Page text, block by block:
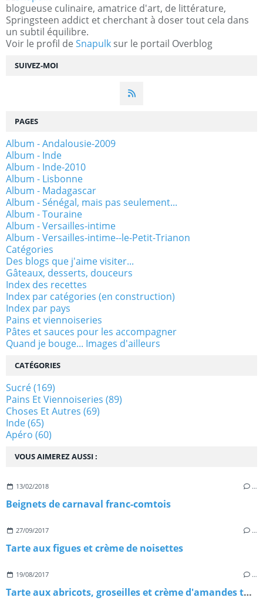
SUIVEZ-MOI
blogueuse culinaire, amatrice d'art, de littérature,
Springsteen addict et cherchant à doser tout cela dans
un subtil équilibre.
Voir le profil de Snapulk sur le portail Overblog
VOUS AIMEREZ AUSSI :
13/02/2018 …
Beignets de carnaval franc-comtois
27/09/2017 …
Tarte aux figues et crème de noisettes
19/08/2017 …
Tarte aux abricots, groseilles et crème d'amandes torréfiées
PAGES
Album - Andalousie-2009
Album - Inde
Album - Inde-2010
Album - Lisbonne
Album - Madagascar
Album - Sénégal, mais pas seulement...
Album - Touraine
Album - Versailles-intime
Album - Versailles-intime--le-Petit-Trianon
Catégories
Des blogs que j'aime visiter...
Gâteaux, desserts, douceurs
Index des recettes
Index par catégories (en construction)
Index par pays
Pains et viennoiseries
Pâtes et sauces pour les accompagner
Quand je bouge... Images d'ailleurs
CATÉGORIES
Sucré(169)
Pains Et Viennoiseries (89)
Choses Et Autres (69)
Inde(65)
Apéro (60)